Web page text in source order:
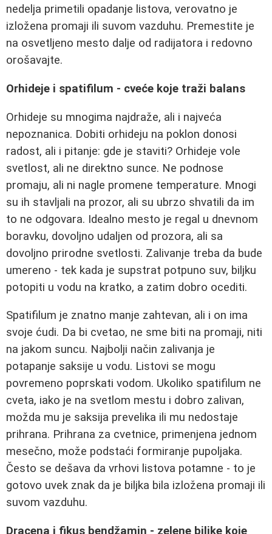
nedelja primetili opadanje listova, verovatno je
izložena promaji ili suvom vazduhu. Premestite je
na osvetljeno mesto dalje od radijatora i redovno
orošavajte.
Orhideje i spatifilum - cveće koje traži balans
Orhideje su mnogima najdraže, ali i najveća
nepoznanica. Dobiti orhideju na poklon donosi
radost, ali i pitanje: gde je staviti? Orhideje vole
svetlost, ali ne direktno sunce. Ne podnose
promaju, ali ni nagle promene temperature. Mnogi
su ih stavljali na prozor, ali su ubrzo shvatili da im
to ne odgovara. Idealno mesto je regal u dnevnom
boravku, dovoljno udaljen od prozora, ali sa
dovoljno prirodne svetlosti. Zalivanje treba da bude
umereno - tek kada je supstrat potpuno suv, biljku
potopiti u vodu na kratko, a zatim dobro ocediti.
Spatifilum je znatno manje zahtevan, ali i on ima
svoje ćudi. Da bi cvetao, ne sme biti na promaji, niti
na jakom suncu. Najbolji način zalivanja je
potapanje saksije u vodu. Listovi se mogu
povremeno poprskati vodom. Ukoliko spatifilum ne
cveta, iako je na svetlom mestu i dobro zalivan,
možda mu je saksija prevelika ili mu nedostaje
prihrana. Prihrana za cvetnice, primenjena jednom
mesečno, može podstaći formiranje pupoljaka.
Često se dešava da vrhovi listova potamne - to je
gotovo uvek znak da je biljka bila izložena promaji ili
suvom vazduhu.
Dracena i fikus bendžamin - zelene biljke koje